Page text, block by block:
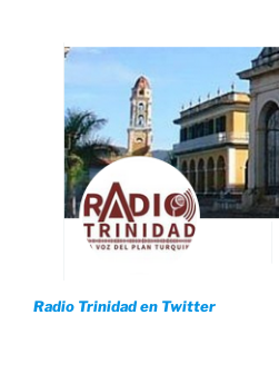
Radio Trinidad en Twitter